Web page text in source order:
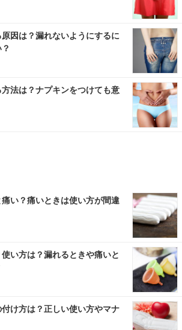
因は？漏れないようにするに
法は？ナプキンをつけても意
い？痛いときは使い方が間違
い方は？漏れるときや痛いと
け方は？正しい使い方やマナ